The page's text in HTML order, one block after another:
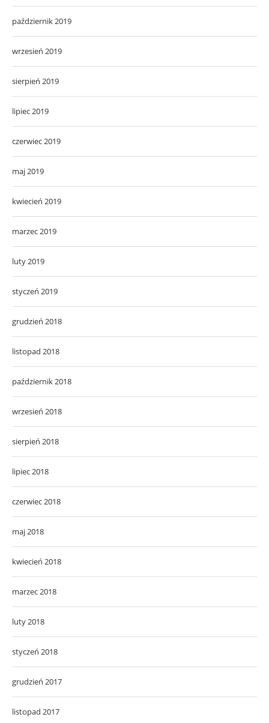
październik 2019
wrzesień 2019
sierpień 2019
lipiec 2019
czerwiec 2019
maj 2019
kwiecień 2019
marzec 2019
luty 2019
styczeń 2019
grudzień 2018
listopad 2018
październik 2018
wrzesień 2018
sierpień 2018
lipiec 2018
czerwiec 2018
maj 2018
kwiecień 2018
marzec 2018
luty 2018
styczeń 2018
grudzień 2017
listopad 2017